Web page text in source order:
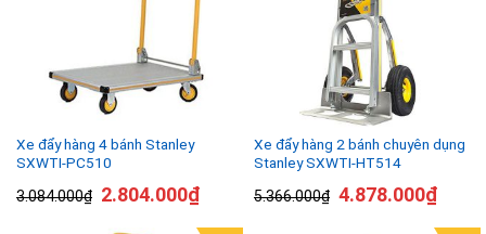
Xe đẩy hàng 4 bánh Stanley
SXWTI-PC510
3.084.000₫ 2.804.000₫
Xe đẩy hàng 2 bánh chuyên dụng
Stanley SXWTI-HT514
5.366.000₫ 4.878.000₫